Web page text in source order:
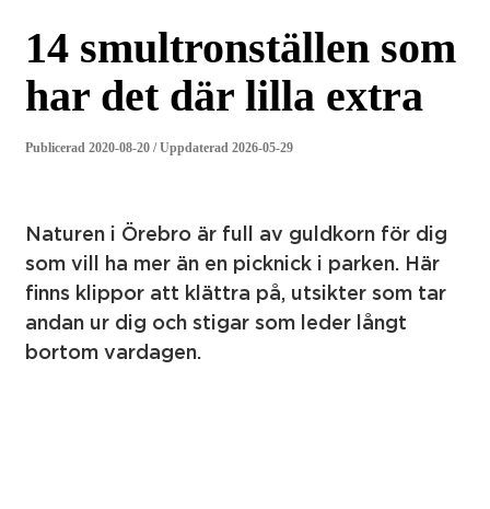
14 smultronställen som
har det där lilla extra
Publicerad 2020-08-20 / Uppdaterad 2026-05-29
Naturen i Örebro är full av guldkorn för dig
som vill ha mer än en picknick i parken. Här
finns klippor att klättra på, utsikter som tar
andan ur dig och stigar som leder långt
bortom vardagen.